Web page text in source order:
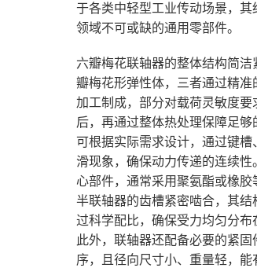
于各类中轻型工业传动场景，
领域不可或缺的通用零部件。
六瓣梅花联轴器的整体结构简
瓣梅花形弹性体，三者通过精
加工制成，部分对载荷灵敏度
后，再通过整体热处理保障足
可根据实际需求设计，通过键
滑现象，确保动力传递的连续
心部件，通常采用聚氨酯或橡
半联轴器的齿槽紧密啮合，其
过科学配比，确保受力均匀分布
此外，联轴器还配备必要的紧
序，且径向尺寸小、重量轻，能